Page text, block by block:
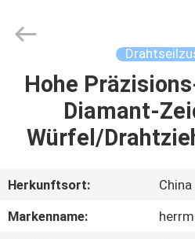
HAUS
PRODUKTE
ÜBER
UNS
Rights
Hohe
Diamant-
Würfel/
Herkunftsort:
China
Markenname: